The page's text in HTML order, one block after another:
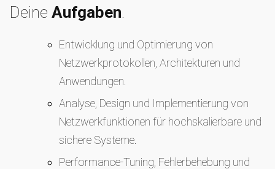
Deine Aufgaben.
Entwicklung und Optimierung von
Netzwerkprotokollen, Architekturen und
Anwendungen.
Analyse, Design und Implementierung von
Netzwerkfunktionen für hochskalierbare und
sichere Systeme.
Performance-Tuning, Fehlerbehebung und